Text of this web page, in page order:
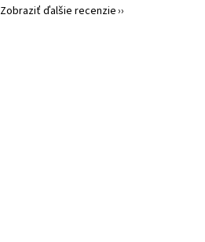
Zobraziť ďalšie recenzie